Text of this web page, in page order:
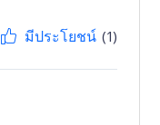
มีประโยชน์ (1)